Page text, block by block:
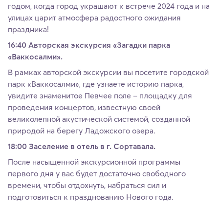
годом, когда город украшают к встрече 2024 года и на
улицах царит атмосфера радостного ожидания
праздника!
16:40 Авторская экскурсия «Загадки парка
«Ваккосалми».
В рамках авторской экскурсии вы посетите городской
парк «Ваккосалми», где узнаете историю парка,
увидите знаменитое Певчее поле – площадку для
проведения концертов, известную своей
великолепной акустической системой, созданной
природой на берегу Ладожского озера.
18:00 Заселение в отель в г. Сортавала.
После насыщенной экскурсионной программы
первого дня у вас будет достаточно свободного
времени, чтобы отдохнуть, набраться сил и
подготовиться к празднованию Нового года.